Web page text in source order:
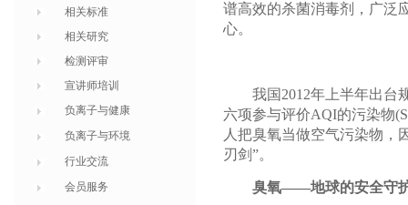
相关标准
相关研究
检测评审
宣讲师培训
负离子与健康
负离子与环境
行业交流
会员服务
谱高效的杀菌消毒剂，广泛
心。
我国2012年上半年出台规
六项参与评价AQI的污染物
人把臭氧当做空气污染物，
刃剑”。
臭氧——地球的安全守